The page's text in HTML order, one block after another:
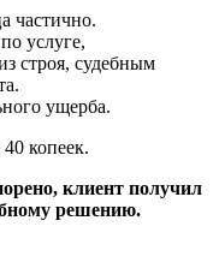
частично.
услуге,
строя, судебным
ущерба.
копеек.
клиент получил
решению.